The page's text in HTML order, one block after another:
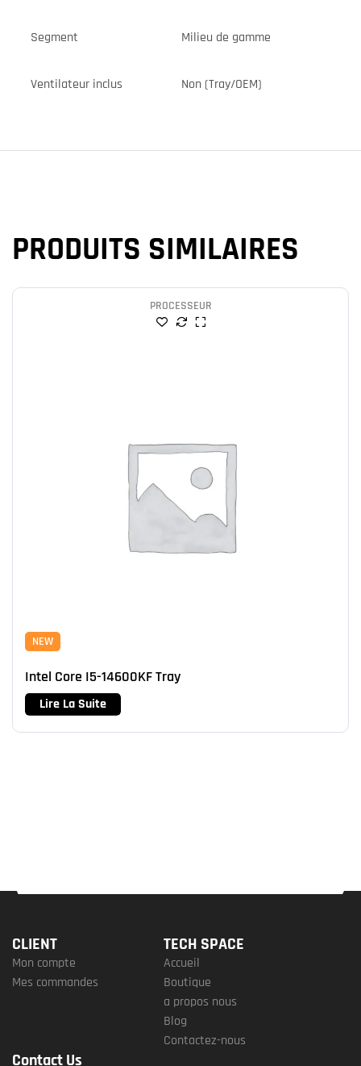
Segment Milieu de gamme
Ventilateur inclus Non (Tray/OEM)
PRODUITS SIMILAIRES
PROCESSEUR
NEW
Intel Core I5-14600KF Tray
Lire La Suite
CLIENT
Mon compte
Mes commandes
TECH SPACE
Accueil
Boutique
a propos nous
Blog
Contactez-nous
Contact Us